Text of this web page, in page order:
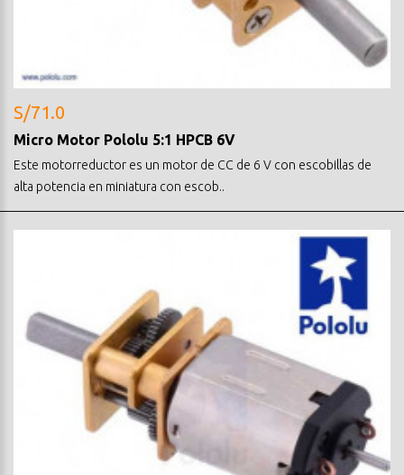
S/71.0
Micro Motor Pololu 5:1 HPCB 6V
Este motorreductor es un motor de CC de 6 V con escobillas de
alta potencia en miniatura con escob..